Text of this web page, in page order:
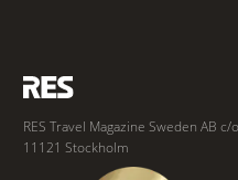
RES Travel Magazine Sweden AB
11121 Stockholm